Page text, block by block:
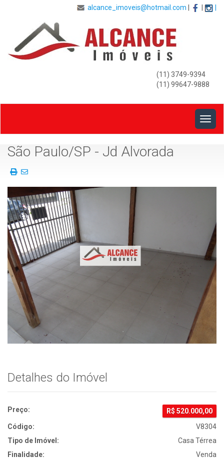
alcance_imoveis@hotmail.com
(11) 3749-9394
(11) 99647-9888
São Paulo/SP - Jd Alvorada
Imprima
Envie
pï¿½gina
deste
Imï¿½vel
para
um
Amigo
Front
View
Detalhes do Imóvel
Preço: R$ 520.000,00
Código:
V8304
Tipo de Imóvel:
Casa Térrea
Finalidade:
Venda